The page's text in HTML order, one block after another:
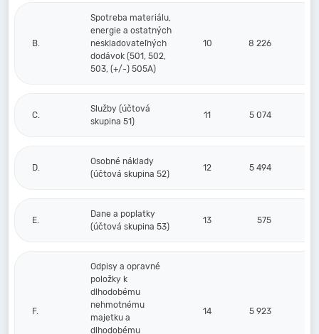
B.
Spotreba materiálu,
energie a ostatných
neskladovateľných
dodávok (501, 502,
503, (+/-) 505A)
10 8 226
C.
Služby (účtová
skupina 51)
11 5 074
D.
Osobné náklady
(účtová skupina 52)
12 5 494
E.
Dane a poplatky
(účtová skupina 53)
13 575
F.
Odpisy a opravné
položky k
dlhodobému
nehmotnému
majetku a
dlhodobému
14 5 923